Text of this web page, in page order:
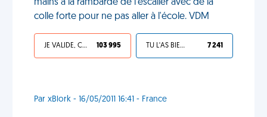
mains à la rambarde de l'escalier avec de la
colle forte pour ne pas aller à l'école. VDM
JE VALIDE, C'EST UNE VDM 103 995 TU L'AS BIEN MÉRITÉ 7 241
Par xBlork - 16/05/2011 16:41 - France